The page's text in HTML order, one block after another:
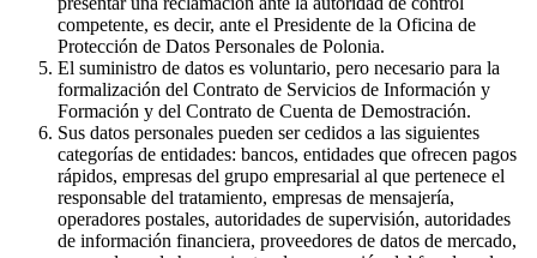
competente, es decir, ante el Presidente de la Oficina de
Protección de Datos Personales de Polonia.
El suministro de datos es voluntario, pero necesario para la
formalización del Contrato de Servicios de Información y
Formación y del Contrato de Cuenta de Demostración.
Sus datos personales pueden ser cedidos a las siguientes
categorías de entidades: bancos, entidades que ofrecen pagos
rápidos, empresas del grupo empresarial al que pertenece el
responsable del tratamiento, empresas de mensajería,
operadores postales, autoridades de supervisión, autoridades
de información financiera, proveedores de datos de mercado,